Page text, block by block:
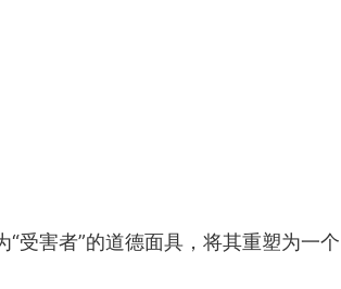
受害者”的道德面具，将其重塑为一个